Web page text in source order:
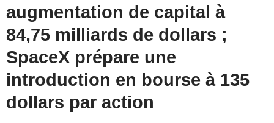
augmentation de capital à
84,75 milliards de dollars ;
SpaceX prépare une
introduction en bourse à 135
dollars par action